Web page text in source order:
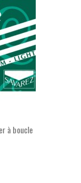
à boucle